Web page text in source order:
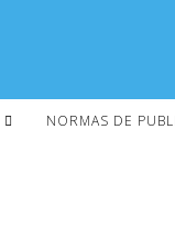
NORMAS DE